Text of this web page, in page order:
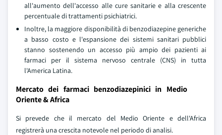
all'aumento dell'accesso alle cure sanitarie e alla crescente
percentuale di trattamenti psichiatrici.
Inoltre, la maggiore disponibilità di benzodiazepine generiche
a basso costo e l'espansione dei sistemi sanitari pubblici
stanno sostenendo un accesso più ampio dei pazienti ai
farmaci per il sistema nervoso centrale (CNS) in tutta
l'America Latina.
Mercato dei farmaci benzodiazepinici in Medio
Oriente & Africa
Si prevede che il mercato del Medio Oriente e dell'Africa
registrerà una crescita notevole nel periodo di analisi.